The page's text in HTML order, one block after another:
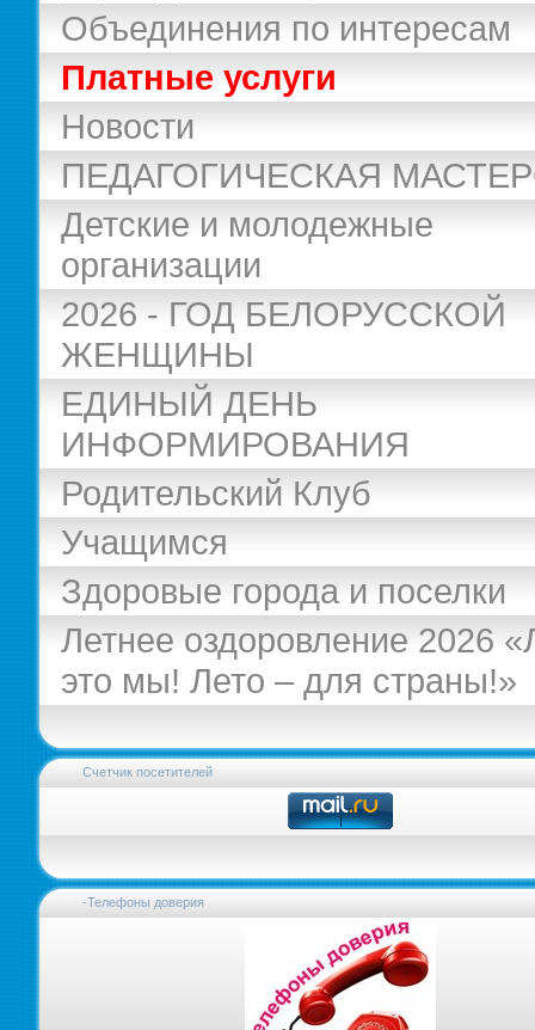
Объединения по интересам
Платные услуги
Новости
ПЕДАГОГИЧЕСКАЯ
Детские и молодежные
организации
2026 - ГОД БЕЛОРУССКОЙ
ЖЕНЩИНЫ
ЕДИНЫЙ ДЕНЬ
ИНФОРМИРОВАНИЯ
Родительский Клуб
Учащимся
Здоровые города и поселки
Летнее оздоровление 2026
это мы! Лето – для страны!»
Счетчик посетителей
-Телефоны доверия